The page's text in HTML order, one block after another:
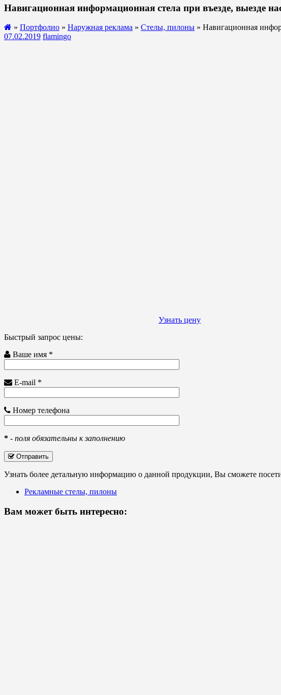
Навигационная информационная стела при въезде, выезде
» Портфолио » Наружная реклама » Стелы, пилоны » Навигационная
07.02.2019 flamingo
Узнать цену
Быстрый запрос цены:
Ваше имя *
E-mail *
Номер телефона
* - поля обязательны к заполнению
Отправить
Узнать более детальную информацию о данной продукции, Вы сможете
Рекламные стелы, пилоны
Вам может быть интересно: